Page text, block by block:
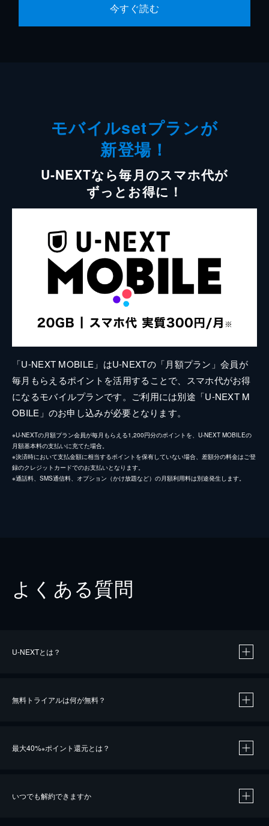
今すぐ読む
モバイルsetプランが
新登場！
U-NEXTなら毎月のスマホ代が
ずっとお得に！
「U-NEXT MOBILE」はU-NEXTの「月額プラン」会員が
毎月もらえるポイントを活用することで、スマホ代がお得
になるモバイルプランです。ご利用には別途「U-NEXT M
OBILE」のお申し込みが必要となります。
※U-NEXTの月額プラン会員が毎月もらえる1,200円分のポイントを、U-NEXT MOBILEの
月額基本料の支払いに充てた場合。
※決済時において支払金額に相当するポイントを保有していない場合、差額分の料金はご登
録のクレジットカードでのお支払いとなります。
※通話料、SMS通信料、オプション（かけ放題など）の月額利用料は別途発生します。
よくある質問
U-NEXTとは？
無料トライアルは何が無料？
最大40%※ポイント還元とは？
いつでも解約できますか